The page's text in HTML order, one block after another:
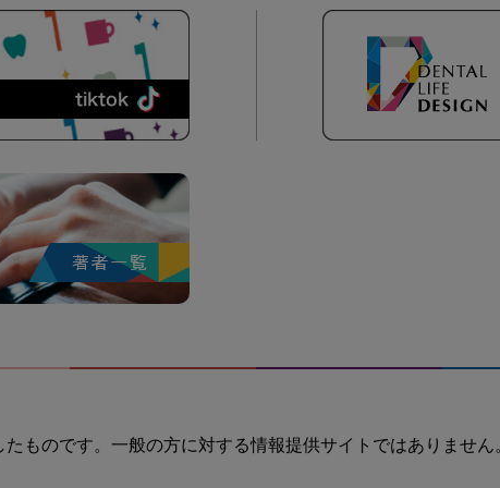
ものです。一般の方に対する情報提供サイトではありません